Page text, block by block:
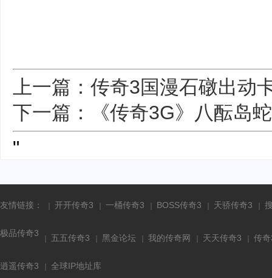
上一篇：传奇3国漫石礅出动
下一篇：《传奇3G》八酝岛
"
友情链接： 开开传奇3 一桶传奇3 BOSS传奇3 天骄传奇3
极品传奇3 五五传奇3 黑金论坛 我的传奇网 天天传奇3 传
逍遥传奇3 全球IP地址库